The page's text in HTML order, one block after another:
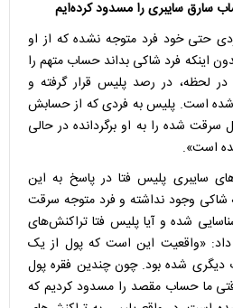
سارق سایبری را مسدود کرده‌ایم
حتی خود فرد متوجه نشده که از او
اینکه فرد شاکی بداند حساب متهم را
لحظه، در رصد پلیس قرار گرفته و
شده است. پلیس به فردی که از حسابش
شده را به او برگردانده در حالی
است».
سایبری پلیس فتا در پاسخ به این
وجود نداشته و فرد متوجه سرقت
شده و آیا پلیس فتا تراکنش‌های
«واقعیت این است که پول از یک
شده بود. چون چندین فقره پول
ما حساب مقصد را مسدود کردیم که